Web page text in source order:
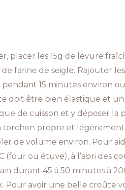
placer les 15g de levure
farine de seigle. Rajouter
pendant 15 minutes environ
doit être bien élastique et
de cuisson et y déposer la
torchon propre et
de volume environ. Pour
(four ou étuve), à l’abri des
durant 45 à 50 minutes à
Pour avoir une belle croûte